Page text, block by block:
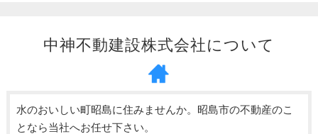
中神不動建設株式会社について
水のおいしい町昭島に住みませんか。昭島市の不動産のこ
となら当社へお任せ下さい。